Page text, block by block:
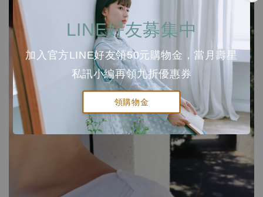
LINE好友募集中
加入官方LINE好友領50元購物金，當月壽星
私訊小編再領九折優惠券
領購物金